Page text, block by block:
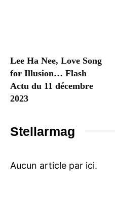
Lee Ha Nee, Love Song
for Illusion… Flash
Actu du 11 décembre
2023
Stellarmag